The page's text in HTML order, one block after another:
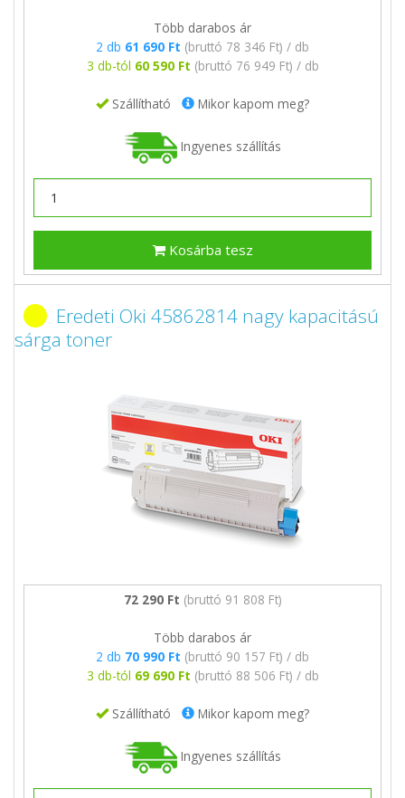
Több darabos ár
2 db 61 690 Ft (bruttó 78 346 Ft) / db
3 db-tól 60 590 Ft (bruttó 76 949 Ft) / db
Szállítható Mikor kapom meg?
Ingyenes szállítás
Kosárba tesz
Eredeti Oki 45862814 nagy kapacitású
sárga toner
72 290 Ft (bruttó 91 808 Ft)
Több darabos ár
2 db 70 990 Ft (bruttó 90 157 Ft) / db
3 db-tól 69 690 Ft (bruttó 88 506 Ft) / db
Szállítható Mikor kapom meg?
Ingyenes szállítás